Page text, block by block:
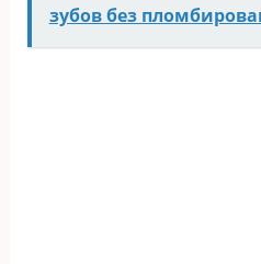
зубов без